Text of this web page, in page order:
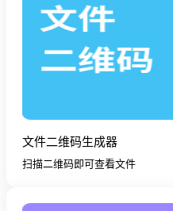
文件二维码生成器
扫描二维码即可查看文件